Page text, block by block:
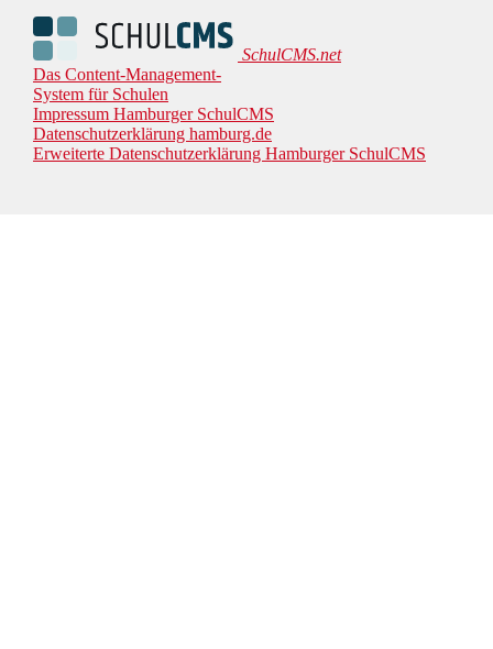
SchulCMS.net
Das Content-Management-
System für Schulen
Impressum Hamburger SchulCMS
Datenschutzerklärung hamburg.de
Erweiterte Datenschutzerklärung Hamburger SchulCMS